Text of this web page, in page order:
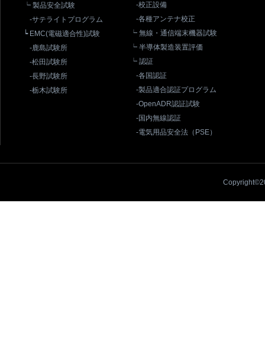
┕ 製品安全試験
-サテライトプログラム
┕ EMC(電磁適合性)試験
-鹿島試験所
-松田試験所
-長野試験所
-栃木試験所
-校正設備
-各種アンテナ校正
┕ 無線・通信端末機器試験
┕ 半導体製造装置評価
┕ 認証
-各国認証
-製品適合認証プログラム
-OpenADR認証試験
-国内無線認証
-電気用品安全法（PSE）